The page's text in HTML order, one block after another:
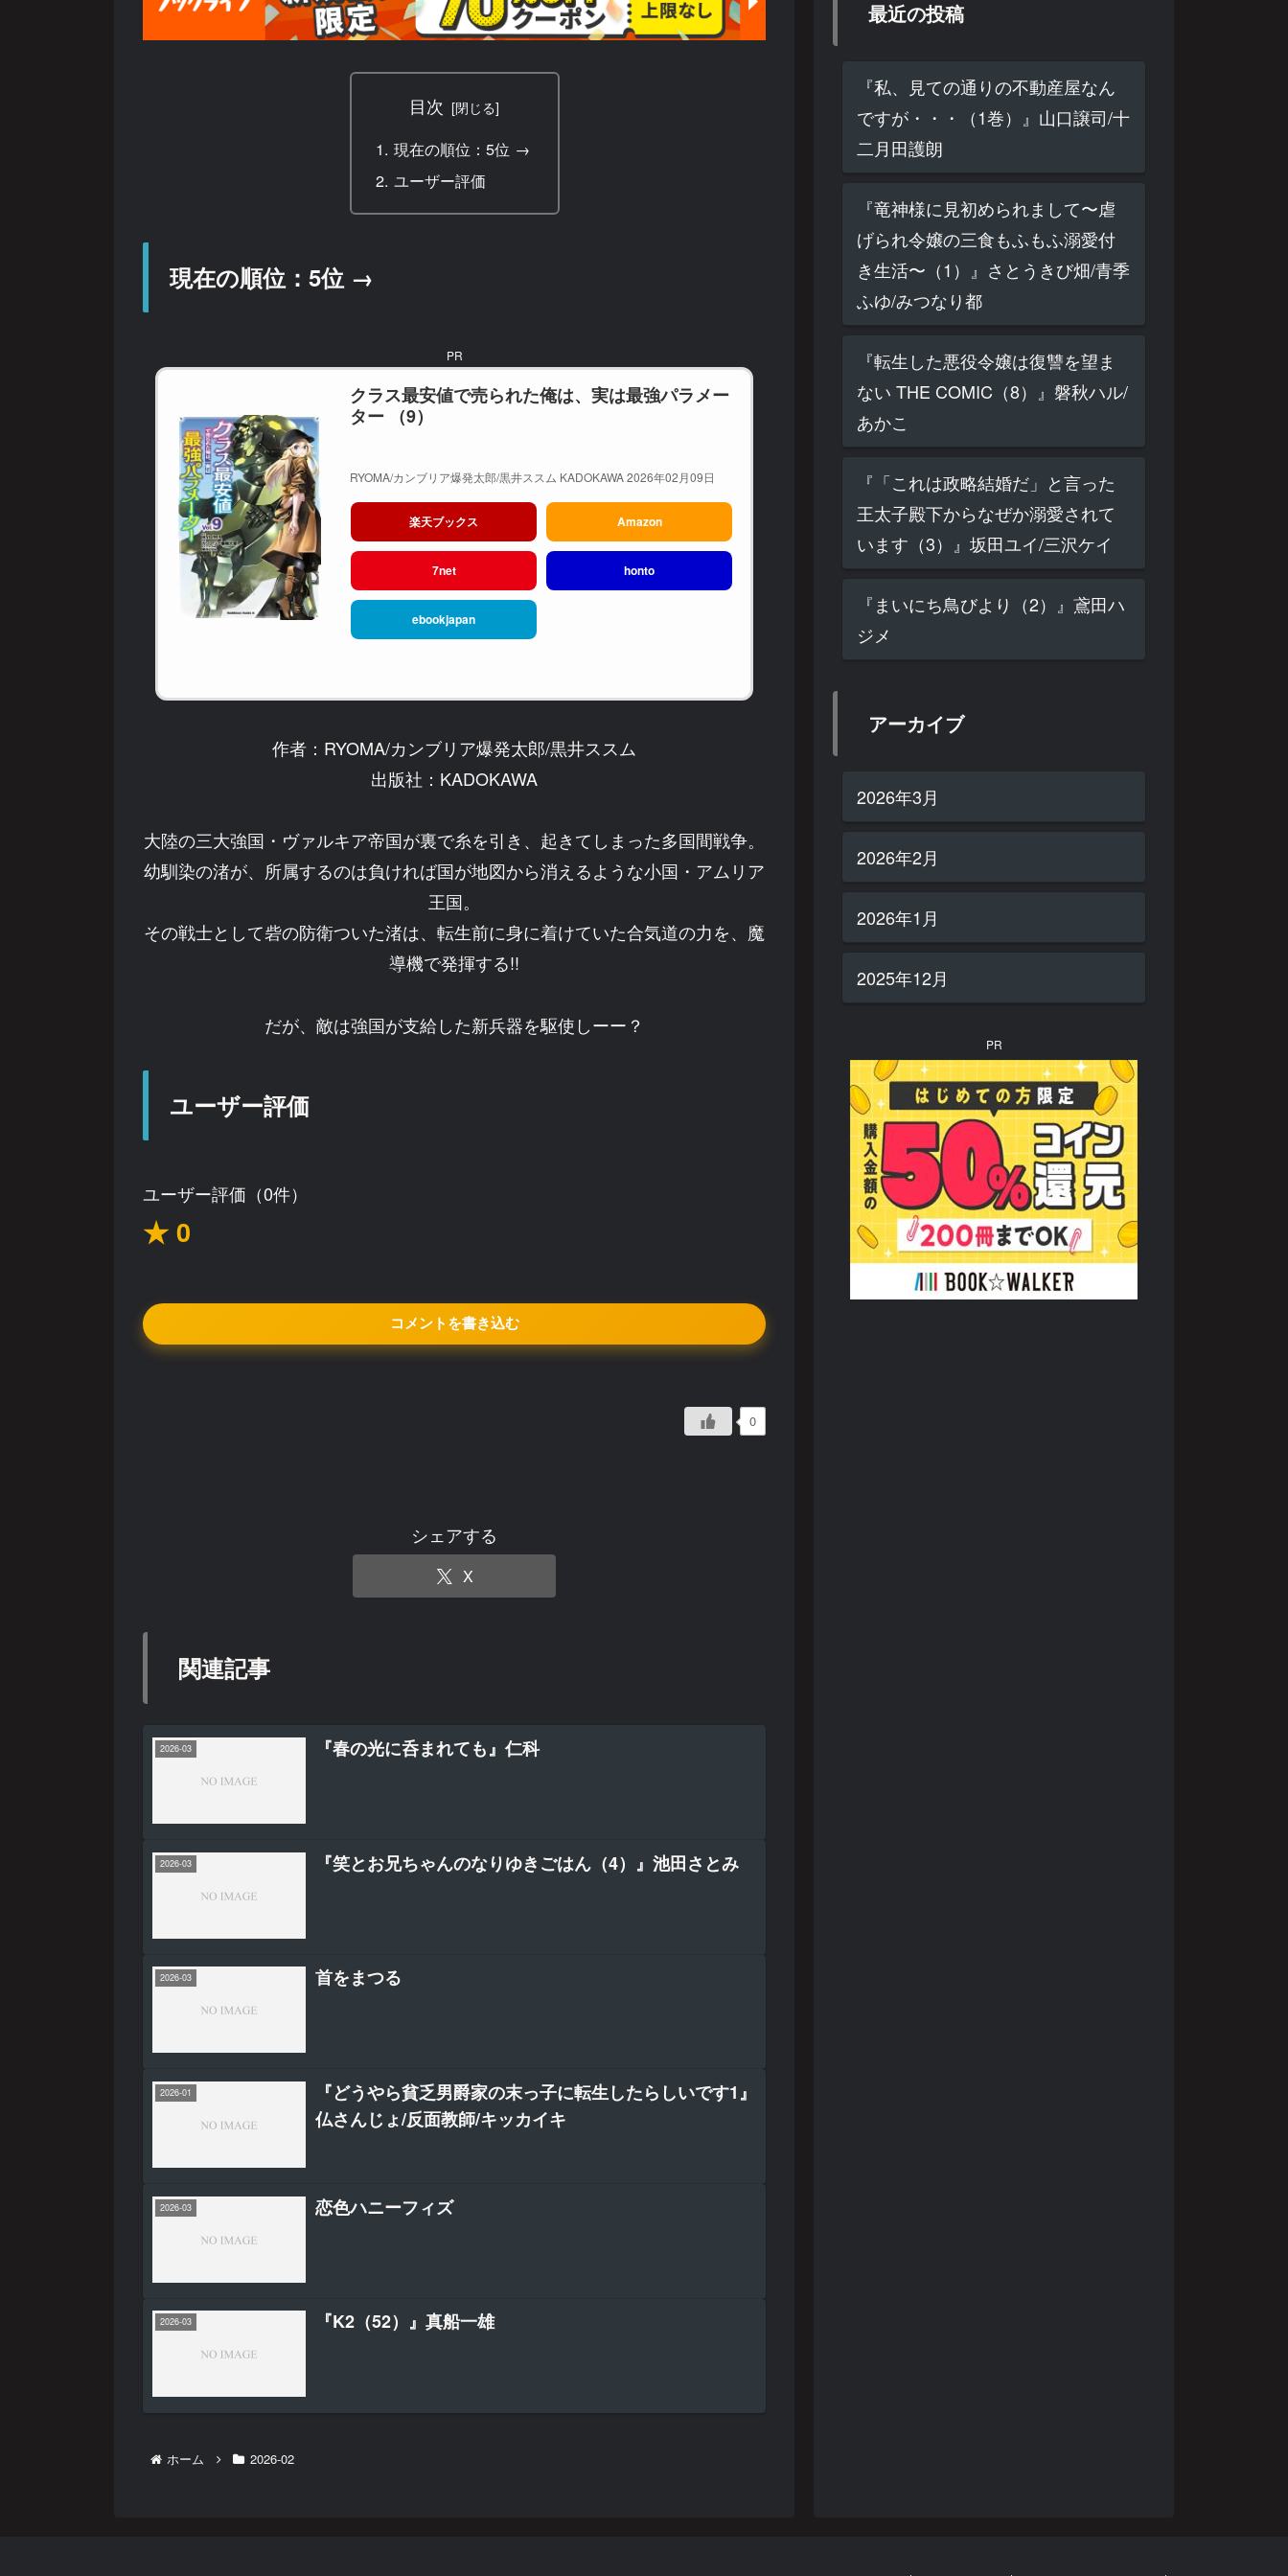
目次
現在の順位：5位 →
ユーザー評価
現在の順位：5位 →
PR
クラス最安値で売られた俺は、実は最強パラメー
ター （9）
RYOMA/カンブリア爆発太郎/黒井ススム KADOKAWA 2026年02月09日
楽天ブックス Amazon
7net honto
ebookjapan
作者：RYOMA/カンブリア爆発太郎/黒井ススム
出版社：KADOKAWA
大陸の三大強国・ヴァルキア帝国が裏で糸を引き、起きてしまった多国間戦争。
幼馴染の渚が、所属するのは負ければ国が地図から消えるような小国・アムリア
王国。
その戦士として砦の防衛ついた渚は、転生前に身に着けていた合気道の力を、魔
導機で発揮する!!
だが、敵は強国が支給した新兵器を駆使しーー？
ユーザー評価
ユーザー評価（0件）
★ 0
コメントを書き込む
0
シェアする
X
関連記事
2026-03 『春の光に呑まれても』仁科
2026-03 『笑とお兄ちゃんのなりゆきごはん（4）』池田さとみ
2026-03 首をまつる
2026-01
『どうやら貧乏男爵家の末っ子に転生したらしいです1』
仏さんじょ/反面教師/キッカイキ
2026-03 恋色ハニーフィズ
2026-03 『K2（52）』真船一雄
ホーム 2026-02
最近の投稿
『私、見ての通りの不動産屋なん
ですが・・・（1巻）』山口譲司/十
二月田護朗
『竜神様に見初められまして〜虐
げられ令嬢の三食もふもふ溺愛付
き生活〜（1）』さとうきび畑/青季
ふゆ/みつなり都
『転生した悪役令嬢は復讐を望ま
ない THE COMIC（8）』磐秋ハル/
あかこ
『「これは政略結婚だ」と言った
王太子殿下からなぜか溺愛されて
います（3）』坂田ユイ/三沢ケイ
『まいにち鳥びより（2）』鳶田ハ
ジメ
アーカイブ
2026年3月
2026年2月
2026年1月
2025年12月
PR